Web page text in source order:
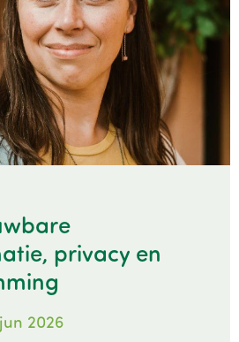
privacy en
2026